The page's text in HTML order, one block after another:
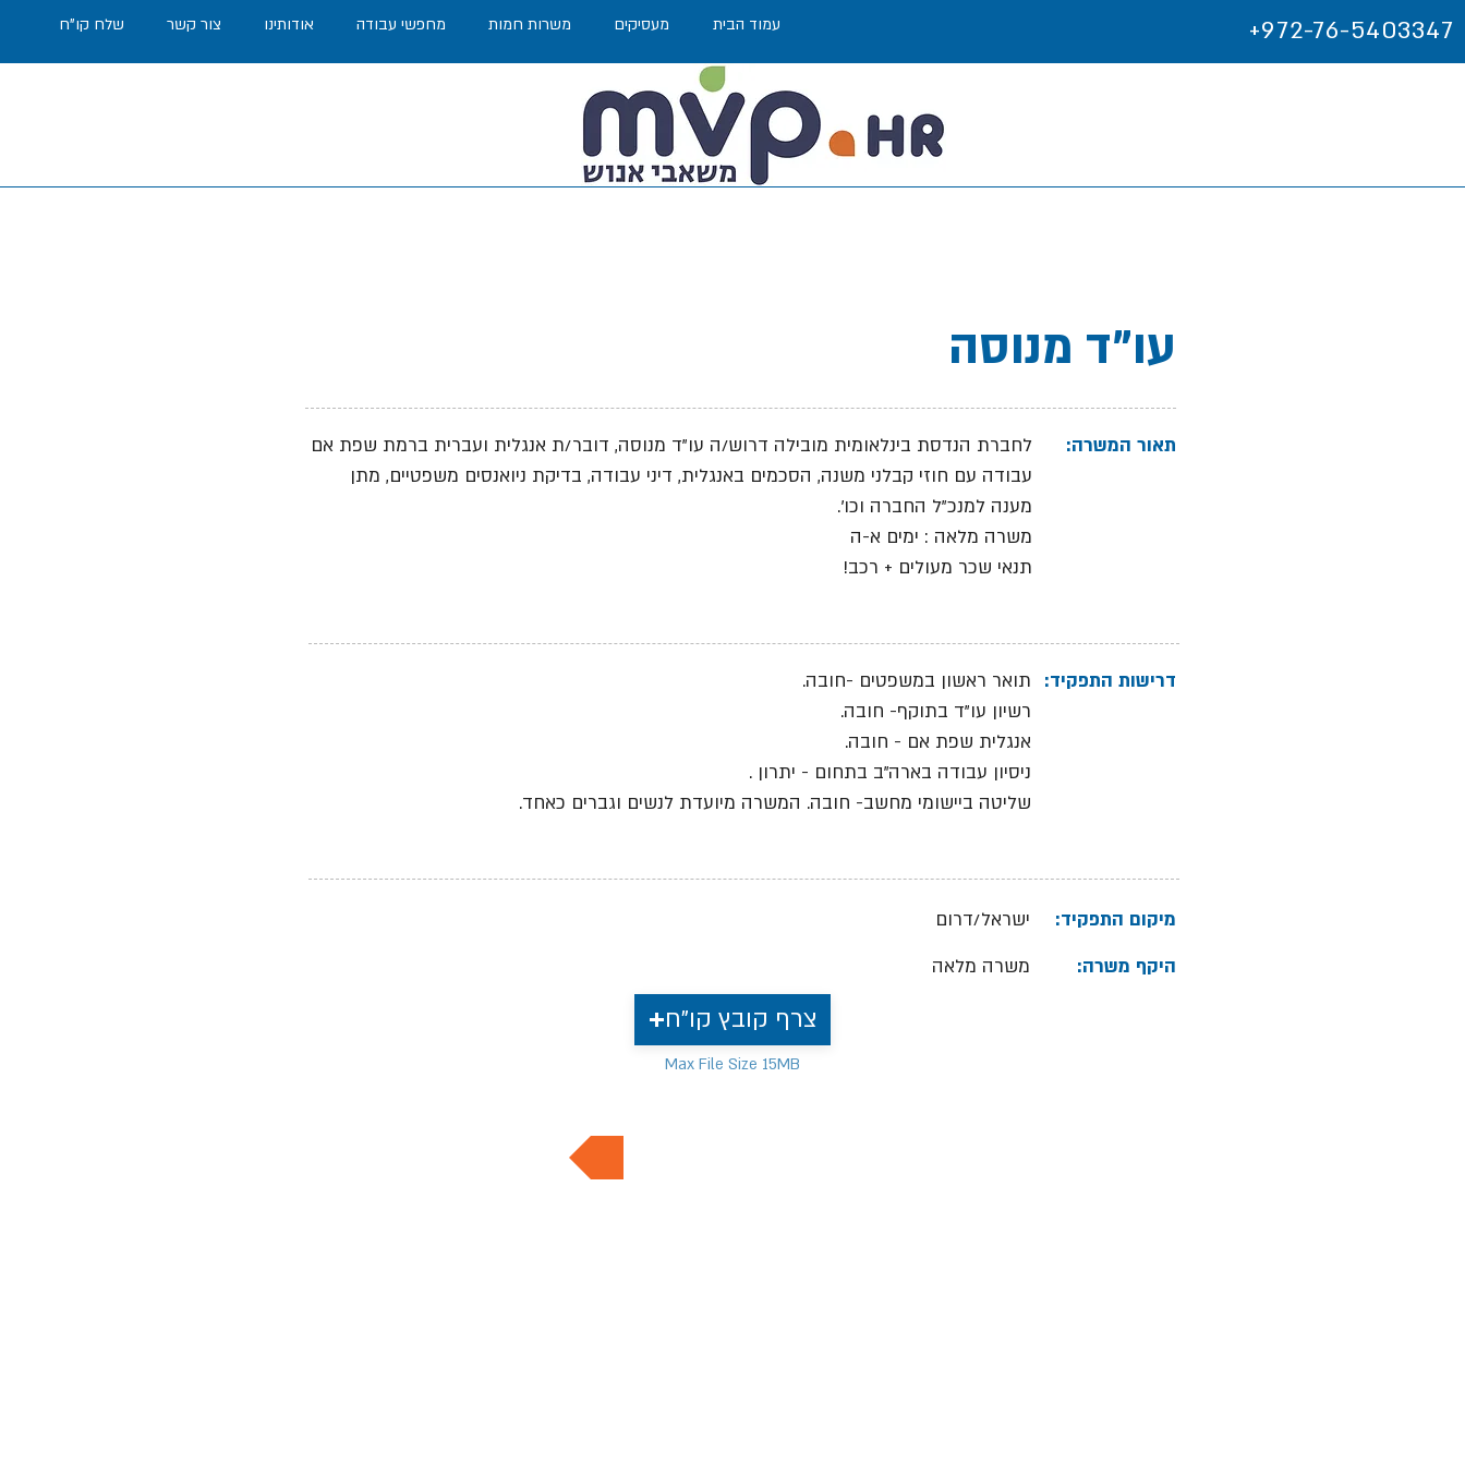
עמוד הבית מעסיקים משרות חמות מחפשי עבודה אודותינו צור קשר שלח קו"ח +972-76-5403347
עו"ד מנוסה
לחברת הנדסת בינלאומית מובילה דרוש/ה עו"ד מנוסה, דובר/ת אנגלית ועברית ברמת שפת אם
עבודה עם חוזי קבלני משנה, הסכמים באנגלית, דיני עבודה, בדיקת ניואנסים משפטיים, מתן
מענה למנכ"ל החברה וכו'.
משרה מלאה : ימים א-ה
תנאי שכר מעולים + רכב!
תאור המשרה:
תואר ראשון במשפטים -חובה.
רשיון עו"ד בתוקף- חובה.
אנגלית שפת אם - חובה.
ניסיון עבודה בארה"ב בתחום - יתרון .
שליטה ביישומי מחשב- חובה. המשרה מיועדת לנשים וגברים כאחד.
דרישות התפקיד:
ישראל/דרום
מיקום התפקיד:
משרה מלאה
היקף משרה:
צרף קובץ קו"ח
Max File Size 15MB